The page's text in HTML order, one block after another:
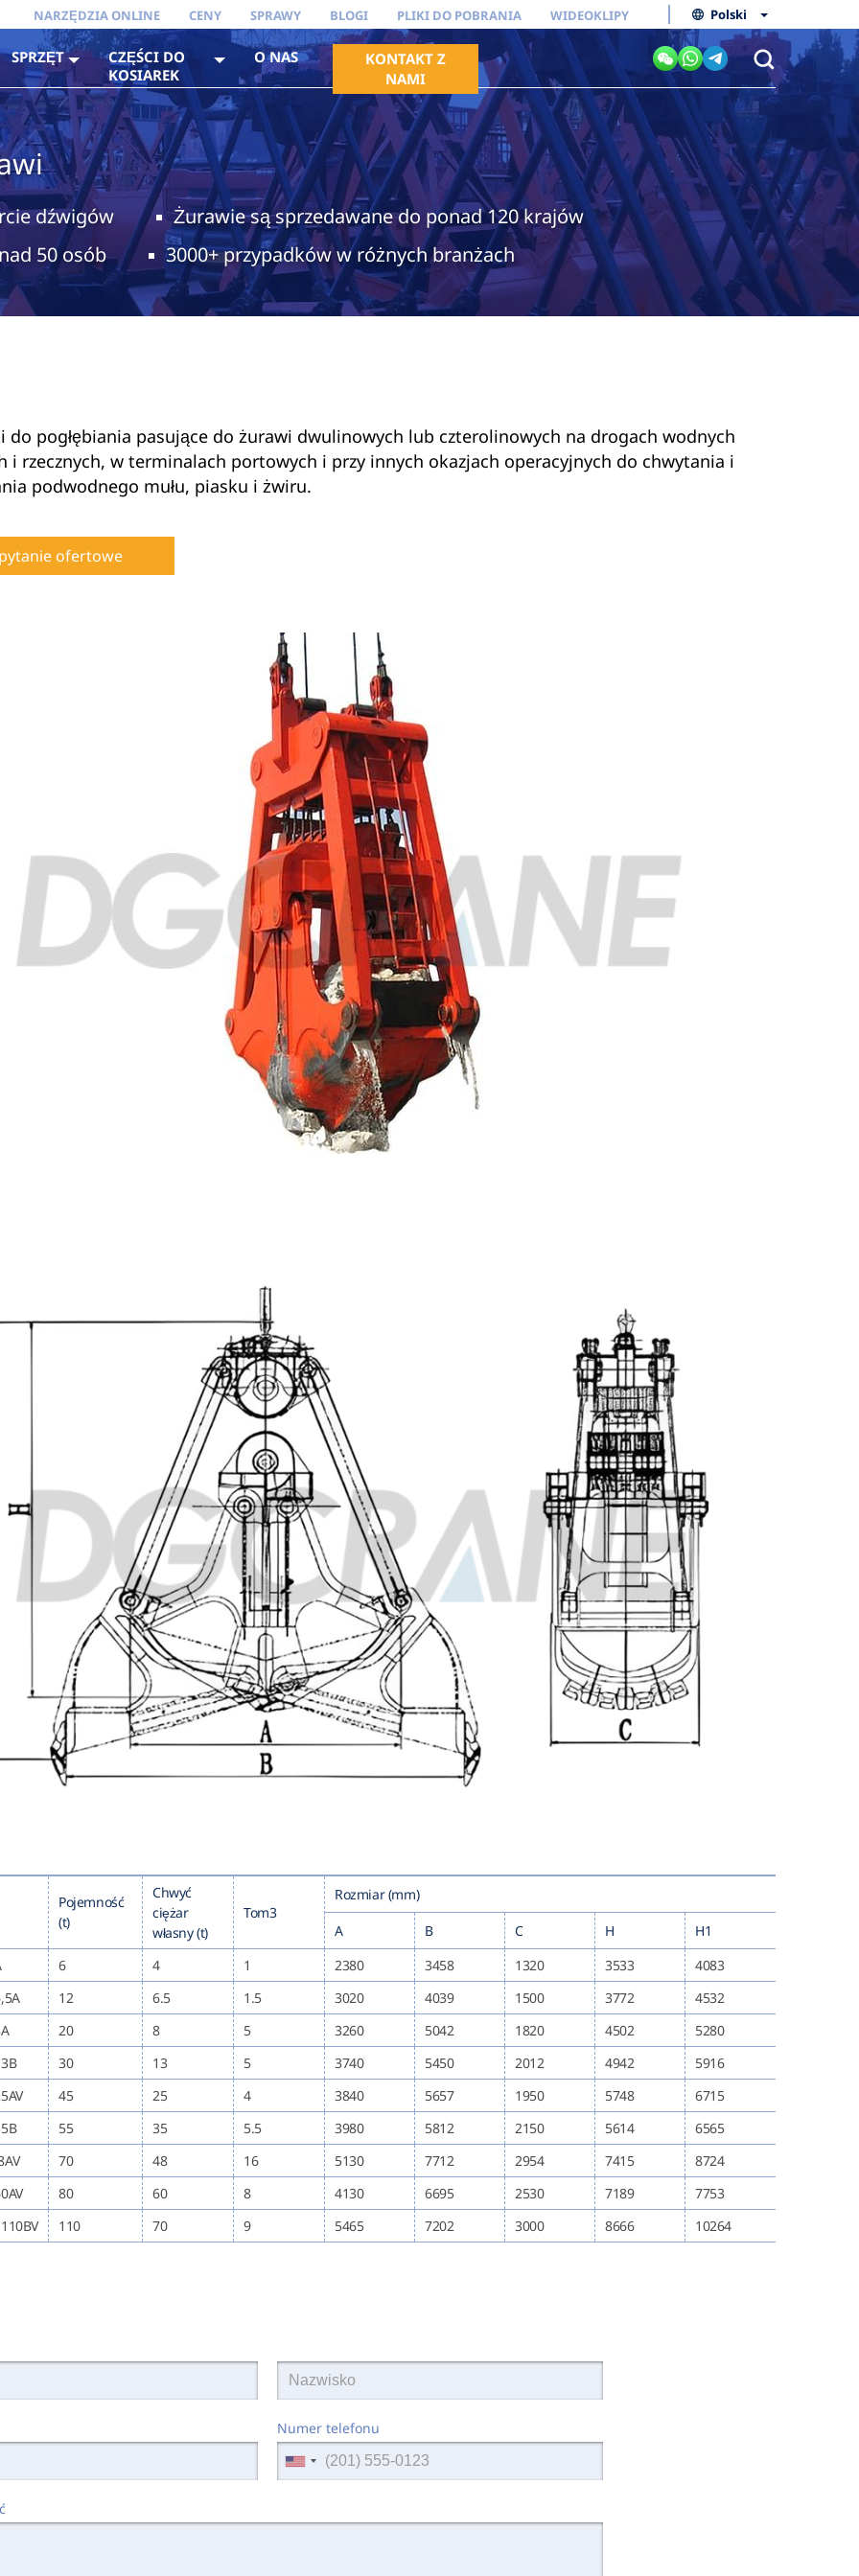
Polski
NARZĘDZIA ONLINE CENY SPRAWY BLOGI PLIKI DO POBRANIA WIDEOKLIPY
SPRZĘT
CZĘŚCI DO
KOSIAREK
O NAS
KONTAKT Z
NAMI
dźwigów
Żurawie są sprzedawane do ponad 120 krajów
50 osób
3000+ przypadków w różnych branżach
do pogłębiania pasujące do żurawi dwulinowych lub czterolinowych na drogach wodnych
i rzecznych, w terminalach portowych i przy innych okazjach operacyjnych do chwytania i
podwodnego mułu, piasku i żwiru.
ofertowe
Pojemność
(t)
Chwyć
ciężar
własny (t)
Tom3
Rozmiar (mm)
A
B C H
H1
6 4 1 2380 3458 1320 3533
4083
12 6.5 1.5 3020 4039 1500 3772
4532
20 8 5 3260 5042 1820 4502
5280
30 13 5 3740 5450 2012 4942
5916
45 25 4 3840 5657 1950 5748
6715
55 35 5.5 3980 5812 2150 5614
6565
70 48 16 5130 7712 2954 7415
8724
80 60 8 4130 6695 2530 7189
7753
110 70 9 5465 7202 3000 8666 10264
Numer telefonu